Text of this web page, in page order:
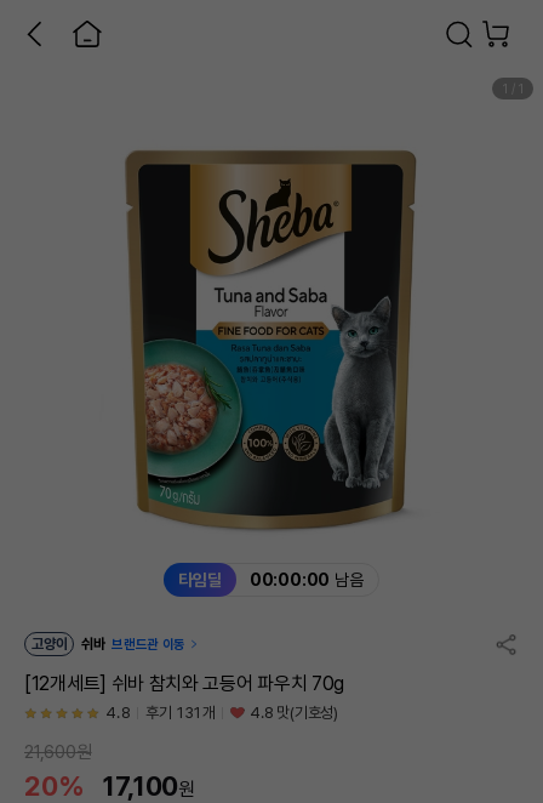
타임딜 00:00:00 남음
1 1
고양이 쉬바 브랜드관 이동
[12개세트] 쉬바 참치와 고등어 파우치 70g
4.8 후기 131개 4.8 맛(기호성)
21,600원
20% 17,100원